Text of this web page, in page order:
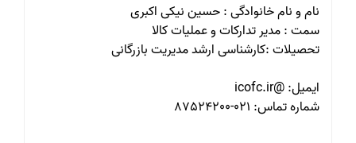
نام و نام خانوادگی : حسین نیکی اکبری
سمت : مدیر تدارکات و عملیات کالا
تحصیلات :کارشناسی ارشد مدیریت بازرگانی
ایمیل: @icofc.ir
شماره تماس: 021-87524200